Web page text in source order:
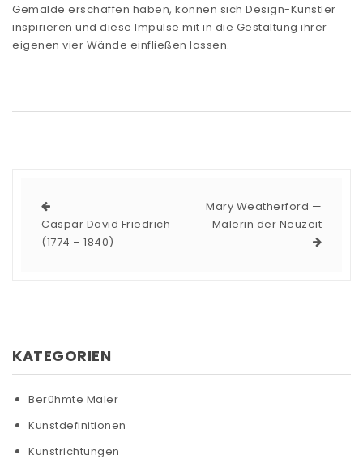
Gemälde erschaffen haben, können sich Design-Künstler
inspirieren und diese Impulse mit in die Gestaltung ihrer
eigenen vier Wände einfließen lassen.
Caspar David Friedrich
(1774 – 1840)
Mary Weatherford —
Malerin der Neuzeit
KATEGORIEN
Berühmte Maler
Kunstdefinitionen
Kunstrichtungen